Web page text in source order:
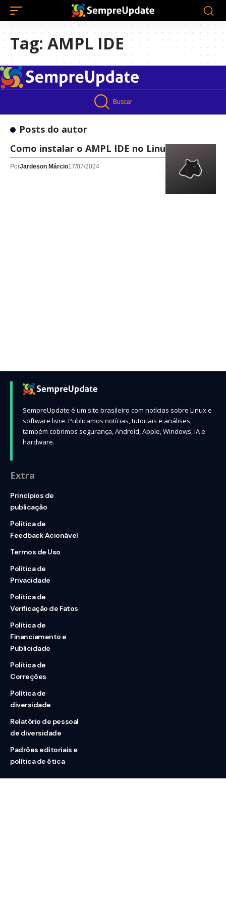
Tag: AMPL IDE
Buscar
Posts do autor
Como instalar o AMPL IDE no Linux!
PorJardeson Márcio17/07/2024
SempreUpdate é um site brasileiro com notícias sobre Linux e
software livre. Publicamos notícias, tutoriais e análises,
também cobrimos segurança, Android, Apple, Windows, IA e
hardware.
Extra
Princípios de
publicação
Política de
Feedback Acionável
Termos de Uso
Política de
Privacidade
Política de
Verificação de Fatos
Política de
Financiamento e
Publicidade
Política de
Correções
Política de
diversidade
Relatório de pessoal
de diversidade
Padrões editoriais e
política de ética